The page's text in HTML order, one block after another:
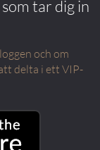
tar dig in
och om
delta i ett VIP-